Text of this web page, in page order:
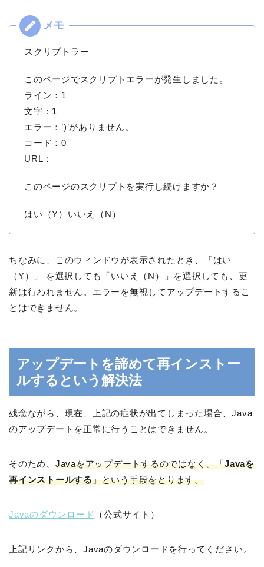
スクリプトラー
このページでスクリプトエラーが発生しました。
ライン：1
文字：1
エラー：’)’がありません。
コード：0
URL：
このページのスクリプトを実行し続けますか？
はい（Y）いいえ（N）
ちなみに、このウィンドウが表示されたとき、「はい
（Y）」 を選択しても「いいえ（N）」を選択しても、更
新は行われません。エラーを無視してアップデートするこ
とはできません。
アップデートを諦めて再インストー
ルするという解決法
残念ながら、現在、上記の症状が出てしまった場合、Java
のアップデートを正常に行うことはできません。
そのため、 Javaをアップデートするのではなく、「Javaを
再インストールする」という手段をとります。
Javaのダウンロード （公式サイト）
上記リンクから、Javaのダウンロードを行ってください。